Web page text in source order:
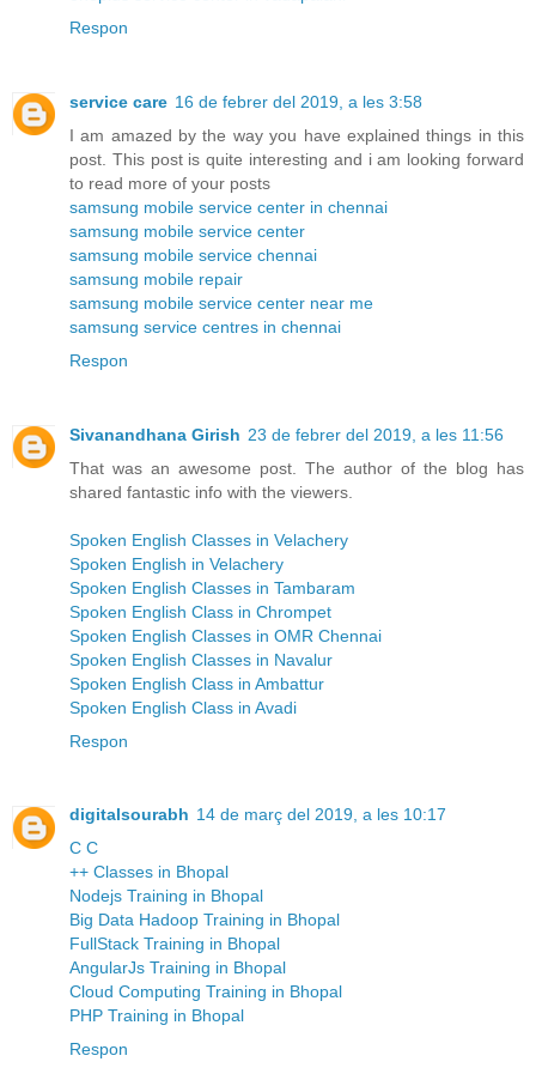
Respon
service care 16 de febrer del 2019, a les 3:58
I am amazed by the way you have explained things in this
post. This post is quite interesting and i am looking forward
to read more of your posts
samsung mobile service center in chennai
samsung mobile service center
samsung mobile service chennai
samsung mobile repair
samsung mobile service center near me
samsung service centres in chennai
Respon
Sivanandhana Girish 23 de febrer del 2019, a les 11:56
That was an awesome post. The author of the blog has
shared fantastic info with the viewers.
Spoken English Classes in Velachery
Spoken English in Velachery
Spoken English Classes in Tambaram
Spoken English Class in Chrompet
Spoken English Classes in OMR Chennai
Spoken English Classes in Navalur
Spoken English Class in Ambattur
Spoken English Class in Avadi
Respon
digitalsourabh 14 de març del 2019, a les 10:17
C C
++ Classes in Bhopal
Nodejs Training in Bhopal
Big Data Hadoop Training in Bhopal
FullStack Training in Bhopal
AngularJs Training in Bhopal
Cloud Computing Training in Bhopal
PHP Training in Bhopal
Respon